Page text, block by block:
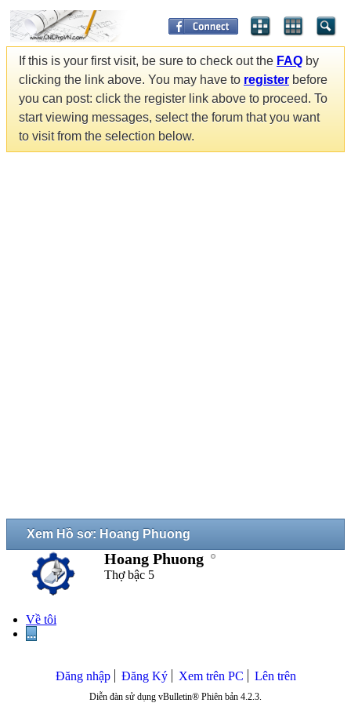
If this is your first visit, be sure to check out the FAQ by
clicking the link above. You may have to register before
you can post: click the register link above to proceed. To
start viewing messages, select the forum that you want
to visit from the selection below.
Xem Hồ sơ: Hoang Phuong
Hoang Phuong
Thợ bậc 5
Về tôi
...
Đăng nhập Đăng Ký Xem trên PC Lên trên
Diễn đàn sử dụng vBulletin® Phiên bản 4.2.3.